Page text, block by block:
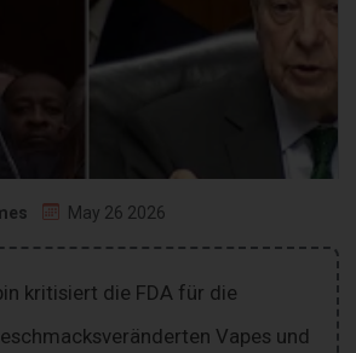
May 26 2026
kritisiert die FDA für die
Vapes und